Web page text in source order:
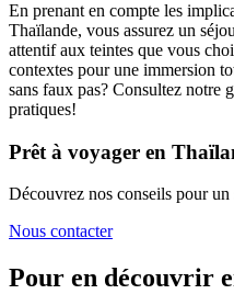
En prenant en compte les
Thaïlande, vous assurez un
attentif aux teintes que vous
contextes pour une immersion
sans faux pas? Consultez notre
pratiques!
Prêt à voyager en
Découvrez nos conseils pour
Nous contacter
Pour en découvrir